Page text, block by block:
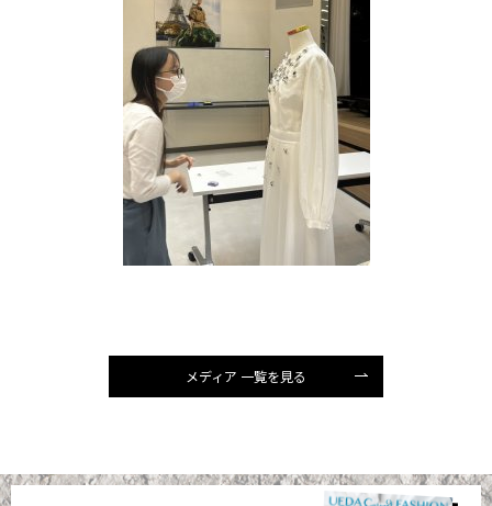
メディア 一覧を見る